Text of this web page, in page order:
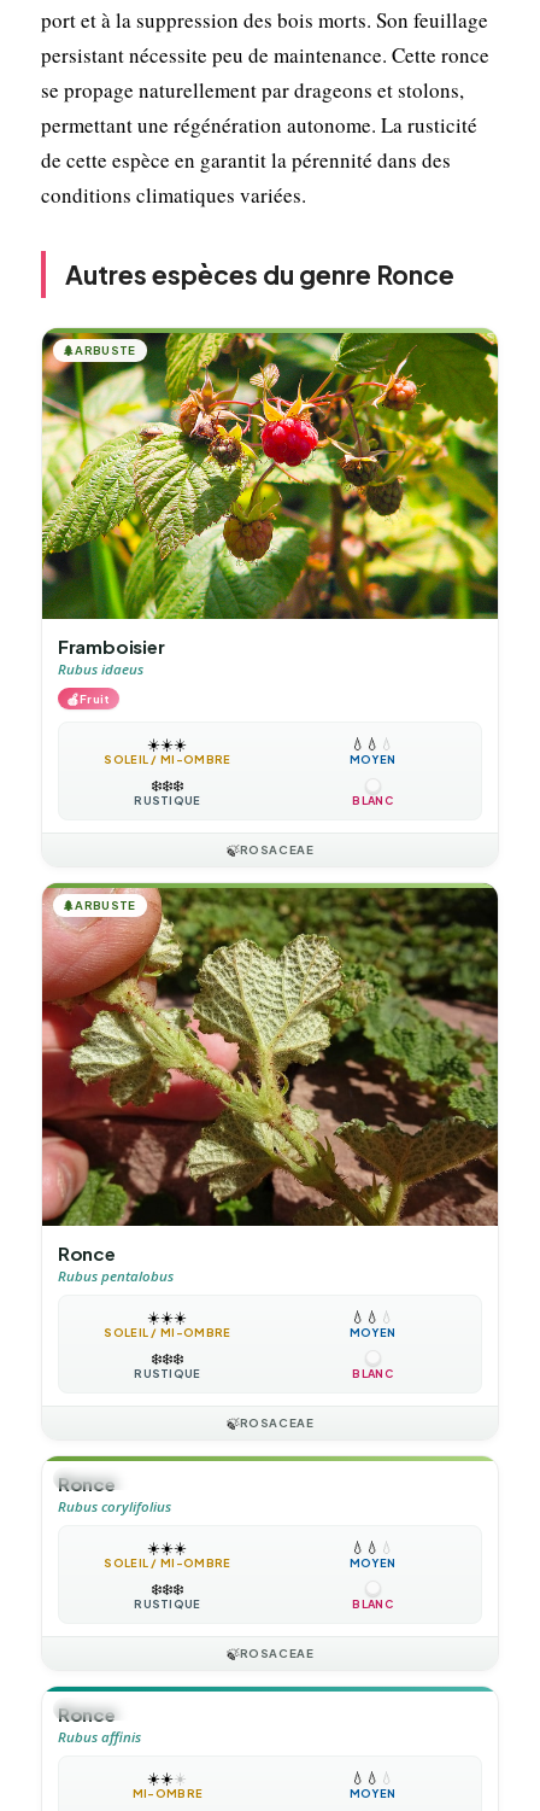
port et à la suppression des bois morts. Son feuillage
persistant nécessite peu de maintenance. Cette ronce
se propage naturellement par drageons et stolons,
permettant une régénération autonome. La rusticité
de cette espèce en garantit la pérennité dans des
conditions climatiques variées.
Autres espèces du genre Ronce
🌲ARBUSTE
Framboisier
Rubus idaeus
🍎Fruit
☀️☀️☀️
SOLEIL / MI-OMBRE
💧 💧 💧
MOYEN
❄️❄️❄️
RUSTIQUE BLANC
🍃ROSACEAE
🌲ARBUSTE
Ronce
Rubus pentalobus
☀️☀️☀️
SOLEIL / MI-OMBRE
💧 💧 💧
MOYEN
❄️❄️❄️
RUSTIQUE BLANC
🍃ROSACEAE
🌲ARBUSTE
Ronce
Rubus corylifolius
☀️☀️☀️
SOLEIL / MI-OMBRE
💧 💧 💧
MOYEN
❄️❄️❄️
RUSTIQUE BLANC
🍃ROSACEAE
🪴VIVACE
Ronce
Rubus affinis
☀️☀️☀️
MI-OMBRE
💧 💧 💧
MOYEN